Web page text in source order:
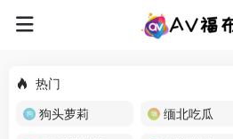
热门
狗头萝莉
缅北吃瓜